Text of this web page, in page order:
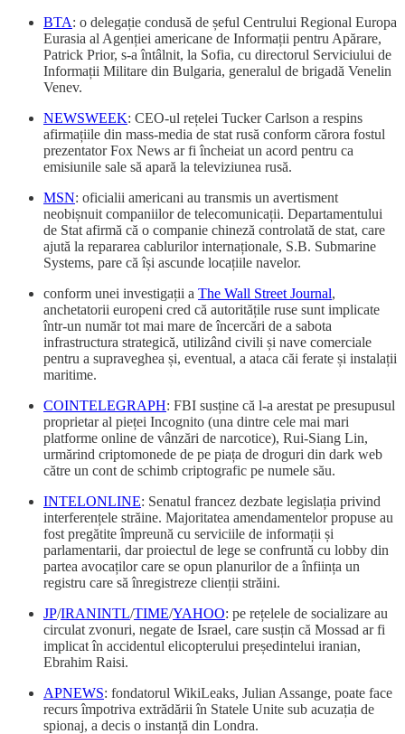
BTA: o delegație condusă de șeful Centrului Regional Europa
Eurasia al Agenției americane de Informații pentru Apărare,
Patrick Prior, s-a întâlnit, la Sofia, cu directorul Serviciului de
Informații Militare din Bulgaria, generalul de brigadă Venelin
Venev.
NEWSWEEK: CEO-ul rețelei Tucker Carlson a respins
afirmațiile din mass-media de stat rusă conform cărora fostul
prezentator Fox News ar fi încheiat un acord pentru ca
emisiunile sale să apară la televiziunea rusă.
MSN: oficialii americani au transmis un avertisment
neobișnuit companiilor de telecomunicații. Departamentului
de Stat afirmă că o companie chineză controlată de stat, care
ajută la repararea cablurilor internaționale, S.B. Submarine
Systems, pare că își ascunde locațiile navelor.
conform unei investigații a The Wall Street Journal,
anchetatorii europeni cred că autoritățile ruse sunt implicate
într-un număr tot mai mare de încercări de a sabota
infrastructura strategică, utilizând civili și nave comerciale
pentru a supraveghea și, eventual, a ataca căi ferate și instalații
maritime.
COINTELEGRAPH: FBI susține că l-a arestat pe presupusul
proprietar al pieței Incognito (una dintre cele mai mari
platforme online de vânzări de narcotice), Rui-Siang Lin,
urmărind criptomonede de pe piața de droguri din dark web
către un cont de schimb criptografic pe numele său.
INTELONLINE: Senatul francez dezbate legislația privind
interferențele străine. Majoritatea amendamentelor propuse au
fost pregătite împreună cu serviciile de informații și
parlamentarii, dar proiectul de lege se confruntă cu lobby din
partea avocaților care se opun planurilor de a înființa un
registru care să înregistreze clienții străini.
JP/IRANINTL/TIME/YAHOO: pe rețelele de socializare au
circulat zvonuri, negate de Israel, care susțin că Mossad ar fi
implicat în accidentul elicopterului președintelui iranian,
Ebrahim Raisi.
APNEWS: fondatorul WikiLeaks, Julian Assange, poate face
recurs împotriva extrădării în Statele Unite sub acuzația de
spionaj, a decis o instanță din Londra.